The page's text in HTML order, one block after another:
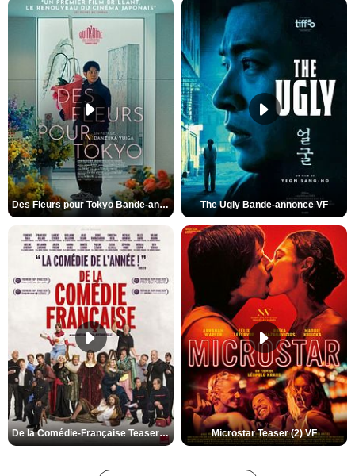
Des Fleurs pour Tokyo Bande-annonce VO STFR The Ugly Bande-annonce VF
De la Comédie-Française Teaser (3) VF Microstar Teaser (2) VF